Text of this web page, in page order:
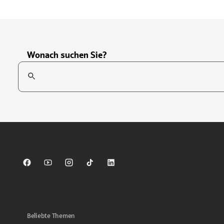
Wonach suchen Sie?
Suchfeld
Sparkasse auf Facebook
Sparkasse auf Youtube
Sparkasse auf Instagram
Sparkasse auf TikTok
Sparkasse auf LinkedIn
Beliebte Themen